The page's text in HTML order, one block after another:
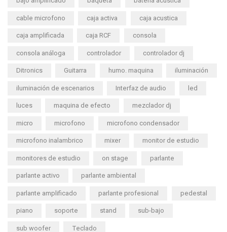
cable microfono caja activa caja acustica
caja amplificada caja RCF consola
consola análoga controlador controlador dj
Ditronics Guitarra humo. maquina iluminación
iluminación de escenarios Interfaz de audio led
luces maquina de efecto mezclador dj
micro microfono microfono condensador
microfono inalambrico mixer monitor de estudio
monitores de estudio on stage parlante
parlante activo parlante ambiental
parlante amplificado parlante profesional pedestal
piano soporte stand sub-bajo
sub woofer Teclado